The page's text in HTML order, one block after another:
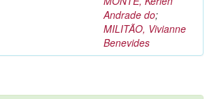
Andrade do;
MILITÃO, Vivianne
Benevides